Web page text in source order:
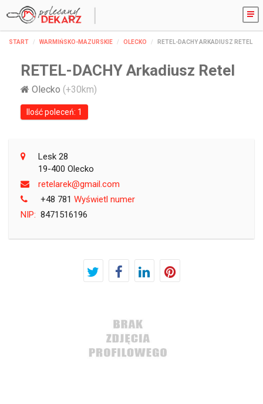
START WARMIŃSKO-MAZURSKIE OLECKO RETEL-DACHY ARKADIUSZ RETEL
RETEL-DACHY Arkadiusz Retel
Olecko (+30km)
Ilość poleceń: 1
Lesk 28
19-400 Olecko
moc.liamg@keraleter
+48 781 Wyświetl numer
NIP: 8471516196